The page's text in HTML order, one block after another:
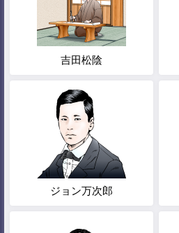
吉田松陰
ジョン万次郎